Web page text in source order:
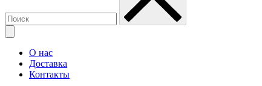
О нас
Доставка
Контакты